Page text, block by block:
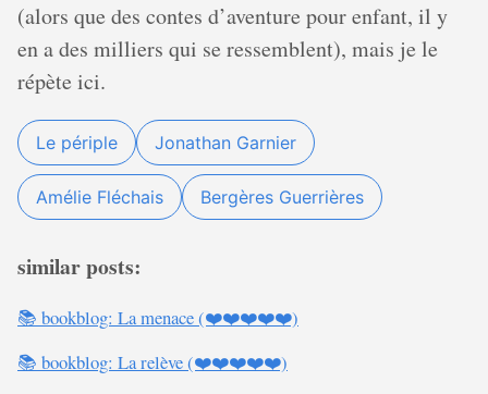
(alors que des contes d’aventure pour enfant, il y
en a des milliers qui se ressemblent), mais je le
répète ici.
Le périple Jonathan Garnier
Amélie Fléchais Bergères Guerrières
similar posts:
📚 bookblog: La menace (❤️❤️❤️❤️❤️)
📚 bookblog: La relève (❤️❤️❤️❤️❤️)